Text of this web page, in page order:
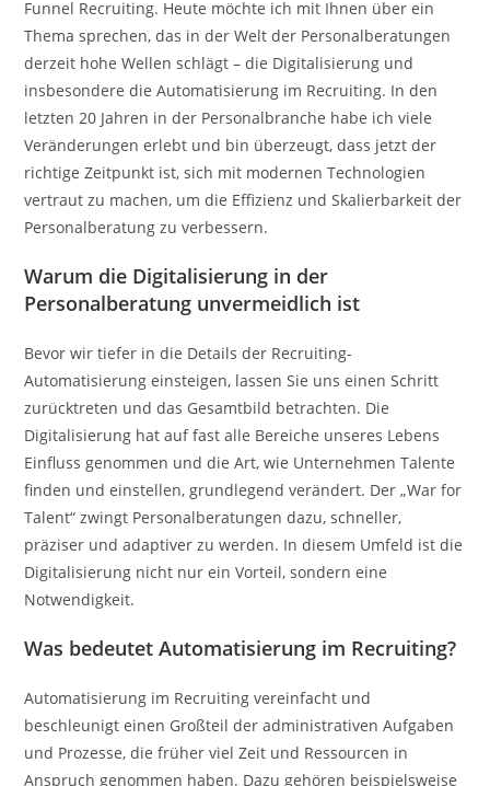
Funnel Recruiting. Heute möchte ich mit Ihnen über ein
Thema sprechen, das in der Welt der Personalberatungen
derzeit hohe Wellen schlägt – die Digitalisierung und
insbesondere die Automatisierung im Recruiting. In den
letzten 20 Jahren in der Personalbranche habe ich viele
Veränderungen erlebt und bin überzeugt, dass jetzt der
richtige Zeitpunkt ist, sich mit modernen Technologien
vertraut zu machen, um die Effizienz und Skalierbarkeit der
Personalberatung zu verbessern.
Warum die Digitalisierung in der
Personalberatung unvermeidlich ist
Bevor wir tiefer in die Details der Recruiting-
Automatisierung einsteigen, lassen Sie uns einen Schritt
zurücktreten und das Gesamtbild betrachten. Die
Digitalisierung hat auf fast alle Bereiche unseres Lebens
Einfluss genommen und die Art, wie Unternehmen Talente
finden und einstellen, grundlegend verändert. Der „War for
Talent“ zwingt Personalberatungen dazu, schneller,
präziser und adaptiver zu werden. In diesem Umfeld ist die
Digitalisierung nicht nur ein Vorteil, sondern eine
Notwendigkeit.
Was bedeutet Automatisierung im Recruiting?
Automatisierung im Recruiting vereinfacht und
beschleunigt einen Großteil der administrativen Aufgaben
und Prozesse, die früher viel Zeit und Ressourcen in
Anspruch genommen haben. Dazu gehören beispielsweise